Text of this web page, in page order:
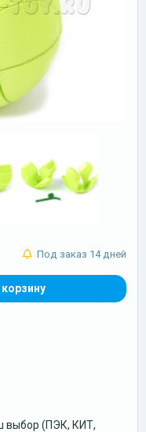
Под заказ 14 дней
выбор (ПЭК, КИТ,